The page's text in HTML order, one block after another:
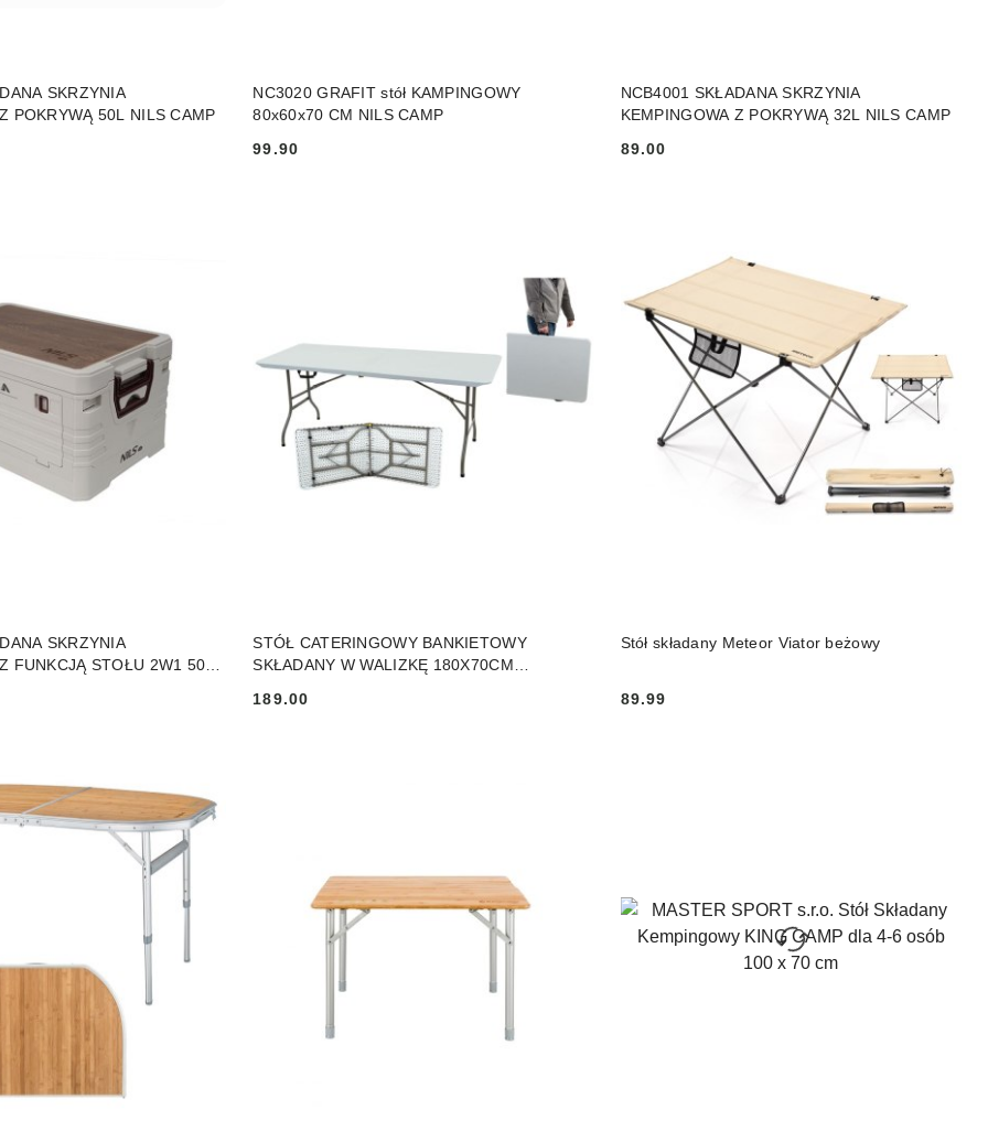
SKRZYNIA
POKRYWĄ 50L NILS CAMP
DO KOSZYKA
NC3020 GRAFIT stół KAMPINGOWY
80x60x70 CM NILS CAMP
Cena:
99.90
NCB4001 SKŁADANA SKRZYNIA
KEMPINGOWA Z POKRYWĄ 32L NILS CAMP
Cena:
89.00
DO KOSZYKA
SKRZYNIA
FUNKCJĄ STOŁU 2W1 50L
STÓŁ CATERINGOWY BANKIETOWY
SKŁADANY W WALIZKĘ 180X70CM
Cena:
189.00
Stół składany Meteor Viator beżowy
Cena:
89.99
DO KOSZYKA